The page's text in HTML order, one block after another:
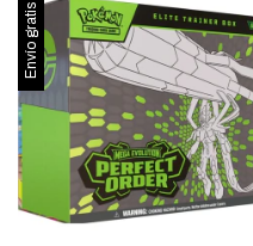
Envío gratis